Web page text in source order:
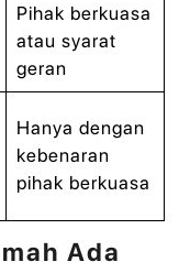
Pihak berkuasa
atau syarat
geran
Hanya dengan
kebenaran
pihak berkuasa
Ada